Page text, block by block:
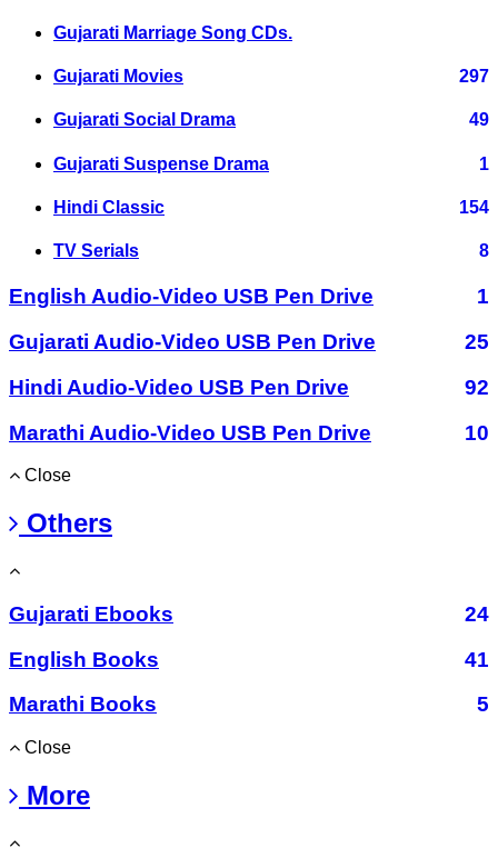
Gujarati Marriage Song CDs.
Gujarati Movies 297
Gujarati Social Drama 49
Gujarati Suspense Drama 1
Hindi Classic 154
TV Serials 8
English Audio-Video USB Pen Drive
1
Gujarati Audio-Video USB Pen Drive
25
Hindi Audio-Video USB Pen Drive
92
Marathi Audio-Video USB Pen Drive
10
Close
Others
Gujarati Ebooks
24
English Books
41
Marathi Books
5
Close
More